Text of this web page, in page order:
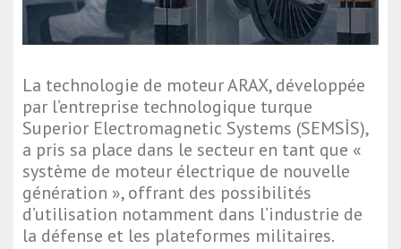
La technologie de moteur ARAX, développée
par l’entreprise technologique turque
Superior Electromagnetic Systems (SEMSİS),
a pris sa place dans le secteur en tant que «
système de moteur électrique de nouvelle
génération », offrant des possibilités
d’utilisation notamment dans l’industrie de
la défense et les plateformes militaires.